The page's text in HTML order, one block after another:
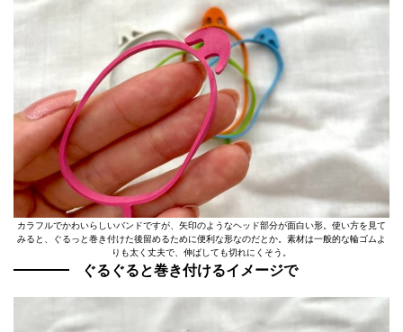
カラフルでかわいらしいバンドですが、矢印のようなヘッド部分が面白い形。使い方を見て
みると、ぐるっと巻き付けた後留めるために便利な形なのだとか。素材は一般的な輪ゴムよ
りも太く丈夫で、伸ばしても切れにくそう。
ぐるぐると巻き付けるイメージで